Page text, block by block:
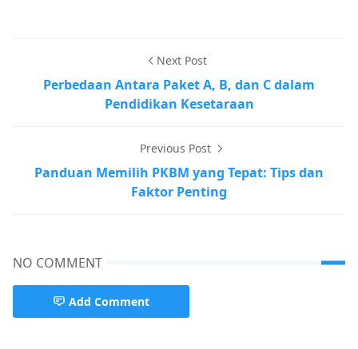
Next Post
Perbedaan Antara Paket A, B, dan C dalam
Pendidikan Kesetaraan
Previous Post
Panduan Memilih PKBM yang Tepat: Tips dan
Faktor Penting
NO COMMENT
Add Comment